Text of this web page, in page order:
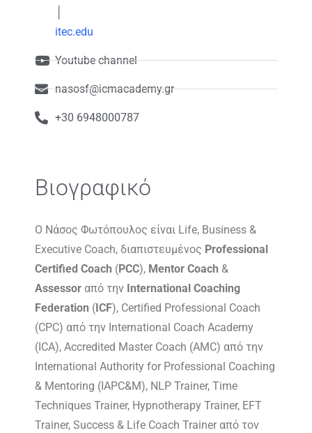
itec.edu
Youtube channel
nasosf@icmacademy.gr
+30 6948000787
Βιογραφικό
Ο Νάσος Φωτόπουλος είναι Life, Business &
Executive Coach, διαπιστευμένος Professional
Certified Coach (PCC), Mentor Coach &
Assessor από την International Coaching
Federation (ICF), Certified Professional Coach
(CPC) από την International Coach Academy
(ICA), Accredited Master Coach (AMC) από την
International Authority for Professional Coaching
& Mentoring (IAPC&M), NLP Trainer, Time
Techniques Trainer, Hypnotherapy Trainer, EFT
Trainer, Success & Life Coach Trainer από τον